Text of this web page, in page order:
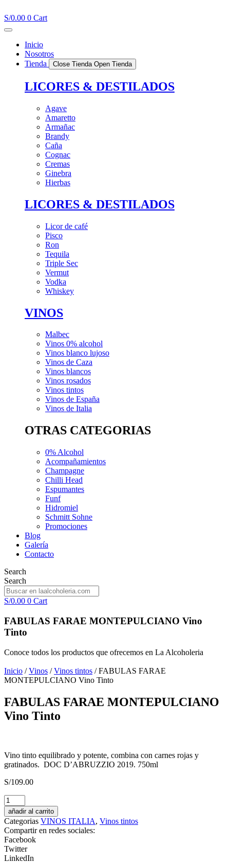
al
contenido
S/0.00 0 Cart
Inicio
Nosotros
Tienda
Close Tienda Open Tienda
LICORES & DESTILADOS
Agave
Amaretto
Armañac
Brandy
Caña
Cognac
Cremas
Ginebra
Hierbas
LICORES & DESTILADOS
Licor de café
Pisco
Ron
Tequila
Triple Sec
Vermut
Vodka
Whiskey
VINOS
Malbec
Vinos 0% alcohol
Vinos blanco lujoso
Vinos de Caza
Vinos blancos
Vinos rosados
Vinos tintos
Vinos de España
Vinos de Italia
OTRAS CATEGORIAS
0% Alcohol
Acompañamientos
Champagne
Chilli Head
Espumantes
Funf
Hidromiel
Schmitt Sohne
Promociones
Blog
Galería
Contacto
Search
Search
S/0.00 0 Cart
FABULAS FARAE MONTEPULCIANO Vino
Tinto
Conoce todos los productos que ofrecemos en La Alcoholeria
Inicio /Vinos /Vinos tintos / FABULAS FARAE
MONTEPULCIANO Vino Tinto
FABULAS FARAE MONTEPULCIANO
Vino Tinto
Vino tinto equilibrado y potente, combina con carnes rojas y
gratinados. DOC D’ABRUZZIO 2019. 750ml
S/109.00
UBY
VINO
BLANCO
ESPUMOSO
SECO
cantidad
añadir al carrito
Categorias VINOS ITALIA, Vinos tintos
Compartir en redes sociales:
Facebook
Twitter
LinkedIn